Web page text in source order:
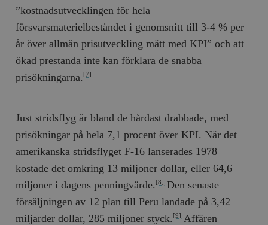
”kostnadsutvecklingen för hela
försvarsmaterielbeståndet i genomsnitt till 3-4 % per
år över allmän prisutveckling mätt med KPI” och att
ökad prestanda inte kan förklara de snabba
prisökningarna. [7]
Just stridsflyg är bland de hårdast drabbade, med
prisökningar på hela 7,1 procent över KPI. När det
amerikanska stridsflyget F-16 lanserades 1978
kostade det omkring 13 miljoner dollar, eller 64,6
miljoner i dagens penningvärde. [8] Den senaste
försäljningen av 12 plan till Peru landade på 3,42
miljarder dollar, 285 miljoner styck. [9] Affären